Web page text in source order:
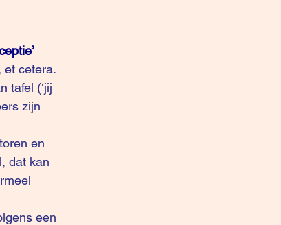
et cetera.
tafel (‘jij
zijn
en
dat kan
een